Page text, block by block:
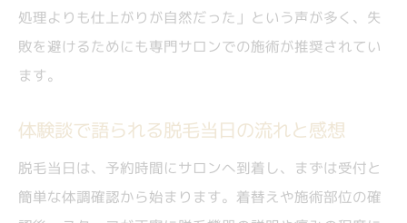
処理よりも仕上がりが自然だった」という声が多く、失
敗を避けるためにも専門サロンでの施術が推奨されてい
ます。
体験談で語られる脱毛当日の流れと感想
脱毛当日は、予約時間にサロンへ到着し、まずは受付と
簡単な体調確認から始まります。着替えや施術部位の確